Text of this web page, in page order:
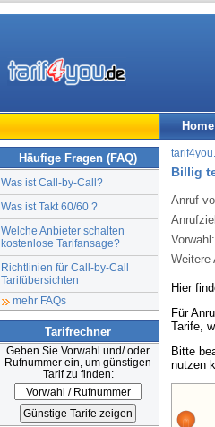
Home
Häufige Fragen (FAQ)
Was ist Call-by-Call?
Was ist Takt 60/60 ?
Welche Anbieter schalten
kostenlose Tarifansage?
Richtlinien für Call-by-Call
Tarifübersichten
mehr FAQs
Tarifrechner
Geben Sie Vorwahl und/ oder
Rufnummer ein, um günstigen
Tarif zu finden:
Billig
Anruf
Vorwahl:
Weitere
Hier
Für
Tarife,
Bitte
nutzen